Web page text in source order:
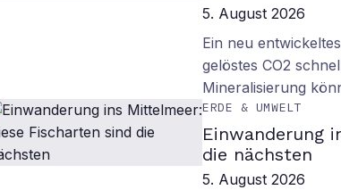
5. August 2026
Ein neu
gelöstes CO2
Mineralisierung
ERDE & UMWELT
Einwanderung
die nächsten
5. August 2026